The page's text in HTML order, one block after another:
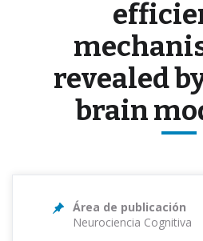
revealed
brain
Área de publicación
Neurociencia Cognitiva